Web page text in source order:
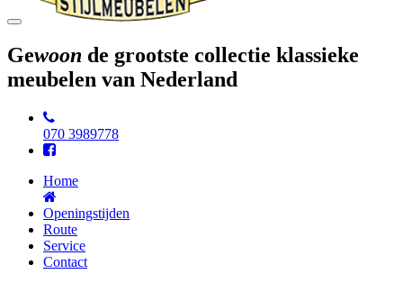
Toggle
Gewoon de grootste collectie klassieke
meubelen van Nederland
070 3989778
Home
Openingstijden
Route
Service
Contact